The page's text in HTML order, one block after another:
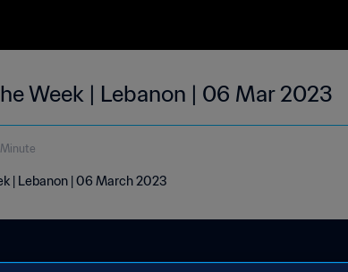
Week | Lebanon | 06 Mar 2023
| Lebanon | 06 March 2023